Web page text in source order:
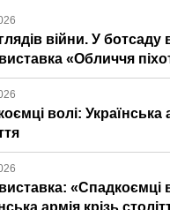
війни. У ботсаду
«Обличчя
волі: Українська
«Спадкоємці
армія крізь